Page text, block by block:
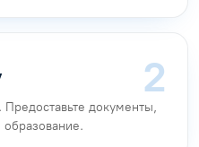
документы,